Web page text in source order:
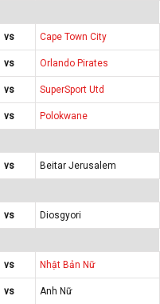
vs
Cape Town City
vs
Orlando Pirates
vs
SuperSport Utd
vs Polokwane
vs Beitar Jerusalem
vs Diosgyori
vs
Nhật Bản Nữ
vs
Anh Nữ